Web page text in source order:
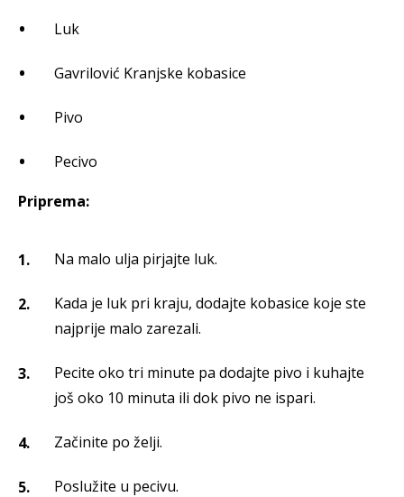
Luk
Gavrilović Kranjske kobasice
Pivo
Pecivo
Priprema:
Na malo ulja pirjajte luk.
Kada je luk pri kraju, dodajte kobasice koje ste
najprije malo zarezali.
Pecite oko tri minute pa dodajte pivo i kuhajte
još oko 10 minuta ili dok pivo ne ispari.
Začinite po želji.
Poslužite u pecivu.